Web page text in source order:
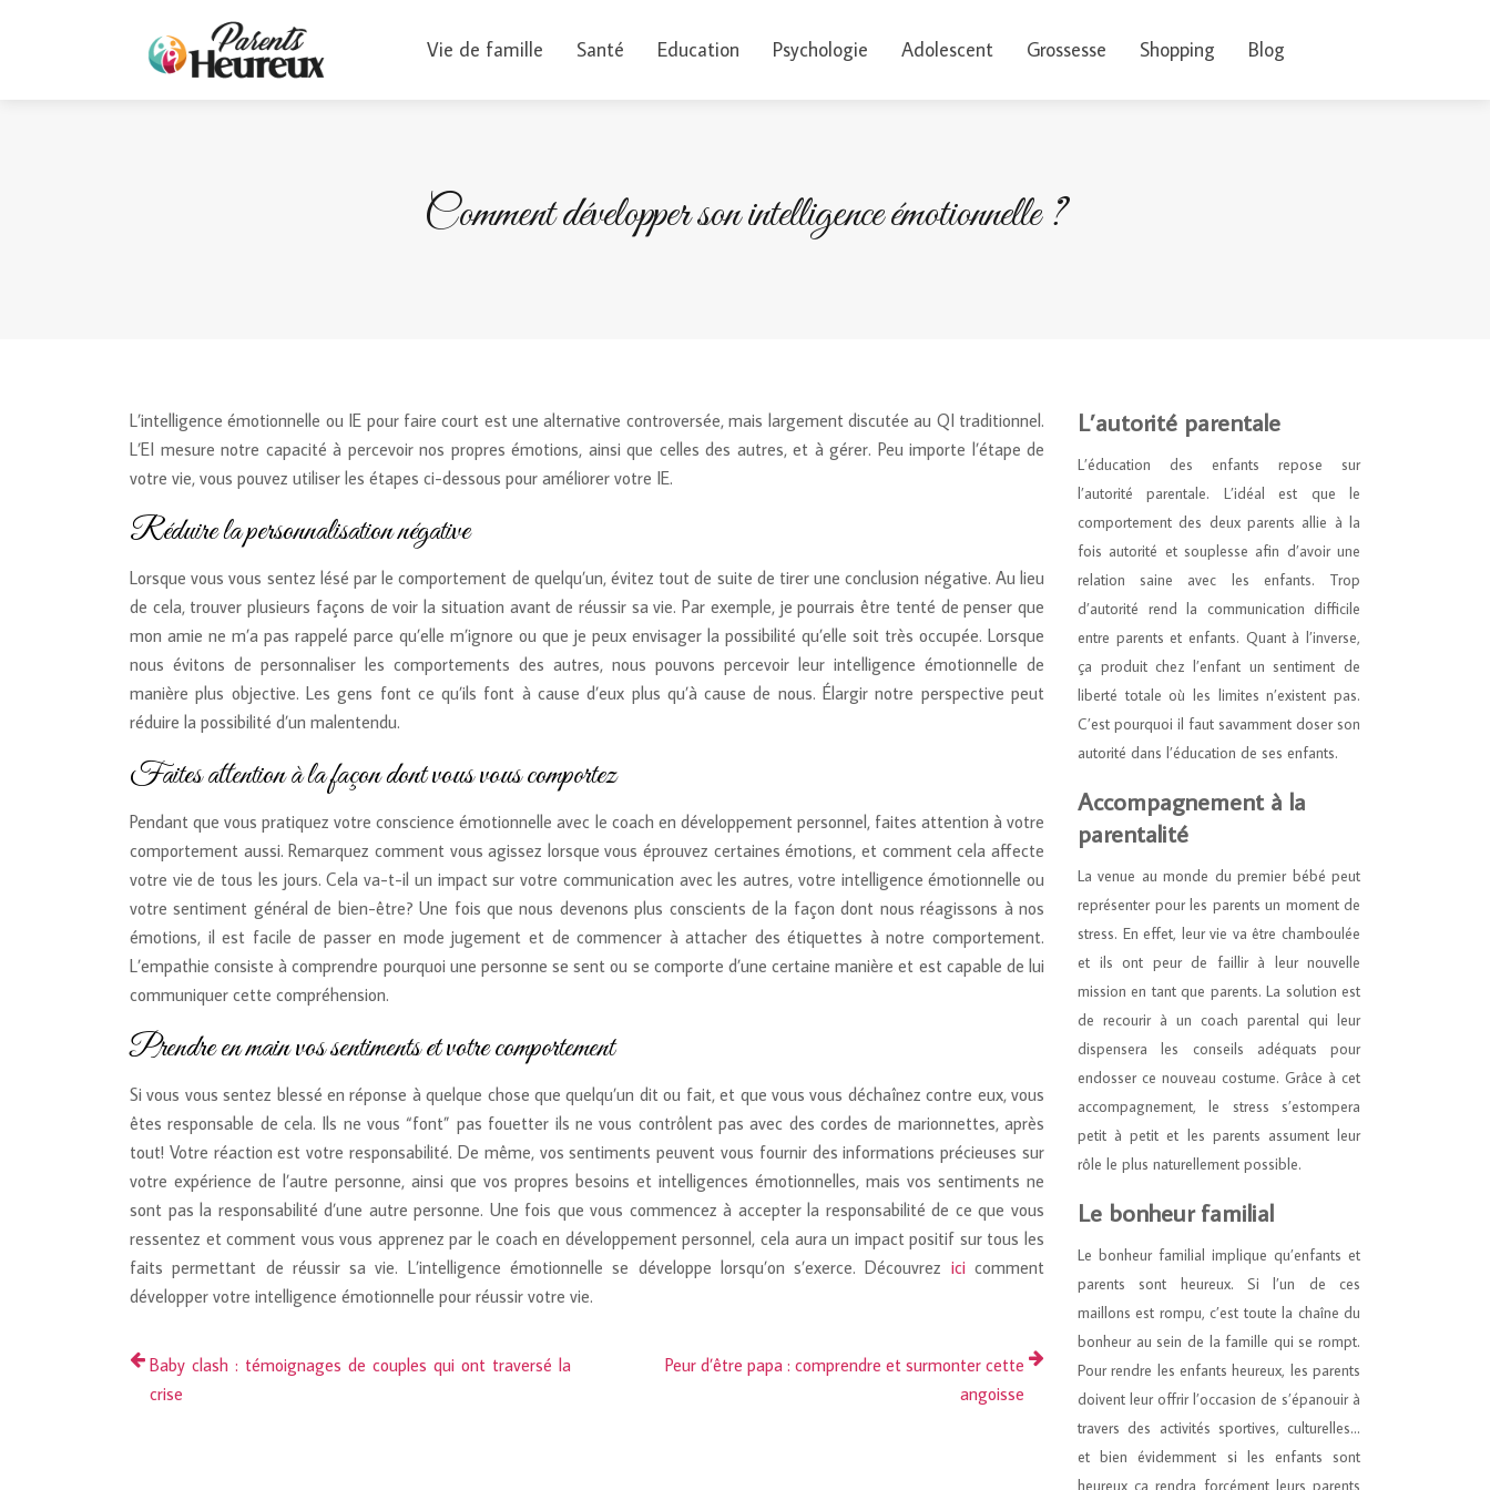
Vie de famille Santé Education Psychologie Adolescent Grossesse Shopping Blog
Comment développer son intelligence émotionnelle ?
L’intelligence émotionnelle ou IE pour faire court est une alternative controversée, mais largement discutée au QI traditionnel.
L’EI mesure notre capacité à percevoir nos propres émotions, ainsi que celles des autres, et à gérer. Peu importe l’étape de
votre vie, vous pouvez utiliser les étapes ci-dessous pour améliorer votre IE.
Réduire la personnalisation négative
Lorsque vous vous sentez lésé par le comportement de quelqu’un, évitez tout de suite de tirer une conclusion négative. Au lieu
de cela, trouver plusieurs façons de voir la situation avant de réussir sa vie. Par exemple, je pourrais être tenté de penser que
mon amie ne m’a pas rappelé parce qu’elle m’ignore ou que je peux envisager la possibilité qu’elle soit très occupée. Lorsque
nous évitons de personnaliser les comportements des autres, nous pouvons percevoir leur intelligence émotionnelle de
manière plus objective. Les gens font ce qu’ils font à cause d’eux plus qu’à cause de nous. Élargir notre perspective peut
réduire la possibilité d’un malentendu.
Faites attention à la façon dont vous vous comportez
Pendant que vous pratiquez votre conscience émotionnelle avec le coach en développement personnel, faites attention à votre
comportement aussi. Remarquez comment vous agissez lorsque vous éprouvez certaines émotions, et comment cela affecte
votre vie de tous les jours. Cela va-t-il un impact sur votre communication avec les autres, votre intelligence émotionnelle ou
votre sentiment général de bien-être? Une fois que nous devenons plus conscients de la façon dont nous réagissons à nos
émotions, il est facile de passer en mode jugement et de commencer à attacher des étiquettes à notre comportement.
L’empathie consiste à comprendre pourquoi une personne se sent ou se comporte d’une certaine manière et est capable de lui
communiquer cette compréhension.
Prendre en main vos sentiments et votre comportement
Si vous vous sentez blessé en réponse à quelque chose que quelqu’un dit ou fait, et que vous vous déchaînez contre eux, vous
êtes responsable de cela. Ils ne vous “font” pas fouetter ils ne vous contrôlent pas avec des cordes de marionnettes, après
tout! Votre réaction est votre responsabilité. De même, vos sentiments peuvent vous fournir des informations précieuses sur
votre expérience de l’autre personne, ainsi que vos propres besoins et intelligences émotionnelles, mais vos sentiments ne
sont pas la responsabilité d’une autre personne. Une fois que vous commencez à accepter la responsabilité de ce que vous
ressentez et comment vous vous apprenez par le coach en développement personnel, cela aura un impact positif sur tous les
faits permettant de réussir sa vie. L’intelligence émotionnelle se développe lorsqu’on s’exerce. Découvrez icicomment
développer votre intelligence émotionnelle pour réussir votre vie.
Baby clash : témoignages de couples qui ont traversé la
crise
Peur d’être papa : comprendre et surmonter cette
angoisse
L’autorité parentale
L’éducation des enfants repose sur
l’autorité parentale. L’idéal est que le
comportement des deux parents allie à la
fois autorité et souplesse afin d’avoir une
relation saine avec les enfants. Trop
d’autorité rend la communication difficile
entre parents et enfants. Quant à l’inverse,
ça produit chez l’enfant un sentiment de
liberté totale où les limites n’existent pas.
C’est pourquoi il faut savamment doser son
autorité dans l’éducation de ses enfants.
Accompagnement à la
parentalité
La venue au monde du premier bébé peut
représenter pour les parents un moment de
stress. En effet, leur vie va être chamboulée
et ils ont peur de faillir à leur nouvelle
mission en tant que parents. La solution est
de recourir à un coach parental qui leur
dispensera les conseils adéquats pour
endosser ce nouveau costume. Grâce à cet
accompagnement, le stress s’estompera
petit à petit et les parents assument leur
rôle le plus naturellement possible.
Le bonheur familial
Le bonheur familial implique qu’enfants et
parents sont heureux. Si l’un de ces
maillons est rompu, c’est toute la chaîne du
bonheur au sein de la famille qui se rompt.
Pour rendre les enfants heureux, les parents
doivent leur offrir l’occasion de s’épanouir à
travers des activités sportives, culturelles…
et bien évidemment si les enfants sont
heureux ça rendra forcément leurs parents